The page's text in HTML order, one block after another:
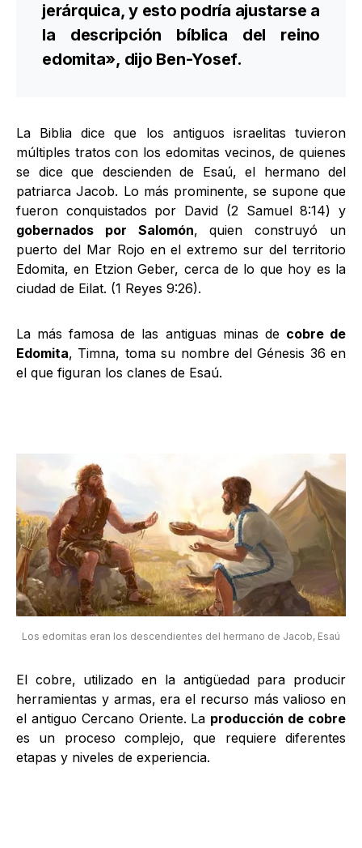
jerárquica, y esto podría ajustarse a
la descripción bíblica del reino
edomita», dijo Ben-Yosef.
La Biblia dice que los antiguos israelitas tuvieron
múltiples tratos con los edomitas vecinos, de quienes
se dice que descienden de Esaú, el hermano del
patriarca Jacob. Lo más prominente, se supone que
fueron conquistados por David (2 Samuel 8:14) y
gobernados por Salomón, quien construyó un
puerto del Mar Rojo en el extremo sur del territorio
Edomita, en Etzion Geber, cerca de lo que hoy es la
ciudad de Eilat. (1 Reyes 9:26).
La más famosa de las antiguas minas de cobre de
Edomita, Timna, toma su nombre del Génesis 36 en
el que figuran los clanes de Esaú.
Los edomitas eran los descendientes del hermano de Jacob, Esaú
El cobre, utilizado en la antigüedad para producir
herramientas y armas, era el recurso más valioso en
el antiguo Cercano Oriente. La producción de cobre
es un proceso complejo, que requiere diferentes
etapas y niveles de experiencia.